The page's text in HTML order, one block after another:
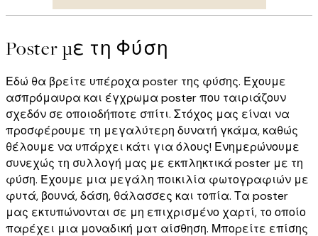
Poster με τη Φύση
Εδώ θα βρείτε υπέροχα poster της φύσης. Έχουμε
ασπρόμαυρα και έγχρωμα poster που ταιριάζουν
σχεδόν σε οποιοδήποτε σπίτι. Στόχος μας είναι να
προσφέρουμε τη μεγαλύτερη δυνατή γκάμα, καθώς
θέλουμε να υπάρχει κάτι για όλους! Ενημερώνουμε
συνεχώς τη συλλογή μας με εκπληκτικά poster με τη
φύση. Έχουμε μια μεγάλη ποικιλία φωτογραφιών με
φυτά, βουνά, δάση, θάλασσες και τοπία. Τα poster
μας εκτυπώνονται σε μη επιχρισμένο χαρτί, το οποίο
παρέχει μια μοναδική ματ αίσθηση. Μπορείτε επίσης